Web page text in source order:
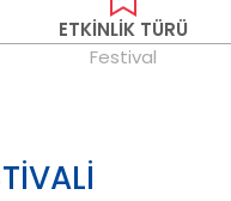
ETKİNLİK TÜRÜ
Festival